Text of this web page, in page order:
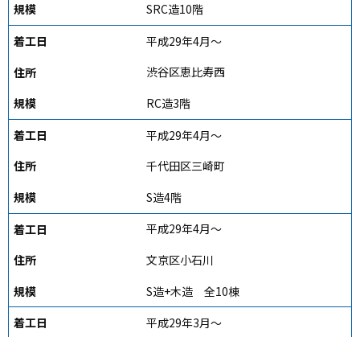
SRC造10階
平成29年4月～
渋谷区恵比寿西
RC造3階
平成29年4月～
千代田区三崎町
S造4階
平成29年4月～
文京区小石川
S造+木造 全10棟
平成29年3月～